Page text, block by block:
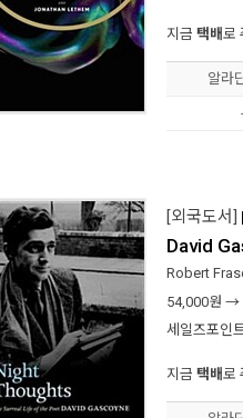
지금 택배로
알라
[외국도서]
David
Robert
54,000원 →
세일즈포인
지금 택배로